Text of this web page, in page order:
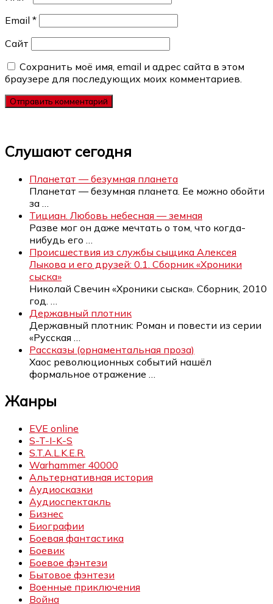
Email *
Сайт
Сохранить моё имя, email и адрес сайта в этом
браузере для последующих моих комментариев.
Слушают сегодня
Планетат — безумная планета
Планетат — безумная планета. Ее можно обойти
за
Тициан. Любовь небесная — земная
Разве мог он даже мечтать о том, что когда-
нибудь его
Происшествия из службы сыщика Алексея
Лыкова и его друзей: 0.1. Сборник «Хроники
сыска»
Николай Свечин «Хроники сыска». Сборник, 2010
год.
Державный плотник
Державный плотник: Роман и повести из серии
«Русская
Рассказы (орнаментальная проза)
Хаос революционных событий нашёл
формальное отражение
Жанры
EVE online
S-T-I-K-S
S.T.A.L.K.E.R.
Warhammer 40000
Альтернативная история
Аудиосказки
Аудиоспектакль
Бизнес
Биографии
Боевая фантастика
Боевик
Боевое фэнтези
Бытовое фэнтези
Военные приключения
Война